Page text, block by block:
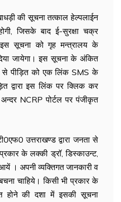
की सूचना तत्काल हेल्पलाईन
जिसके बाद ई-सुरक्षा चक्र
इस सूचना को गृह मन्त्रालय के
जायेगा। इस सूचना के अंकित
से पीड़ित को एक लिंक SMS के
द्वारा इस लिंक पर क्लिक कर
NCRP पोर्टल पर पंजीकृत
उत्तराखण्ड द्वारा जनता से
के लक्की ड्रॉ, डिस्काउन्ट,
। अपनी व्यक्तिगत जानकारी व
चाहिये। किसी भी प्रकार के
होने की दशा में इसकी सूचना